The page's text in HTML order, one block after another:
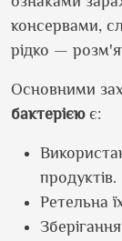
консервами,
рідко —
Основними
бактерієює:
продуктів.
Ретельна